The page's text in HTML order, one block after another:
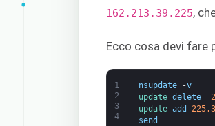
162.213.39.225,
Ecco cosa devi fare
1
2
3
4
nsupdate -v
update delete
update add
send